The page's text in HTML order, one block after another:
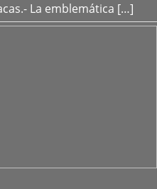
La emblemática […]